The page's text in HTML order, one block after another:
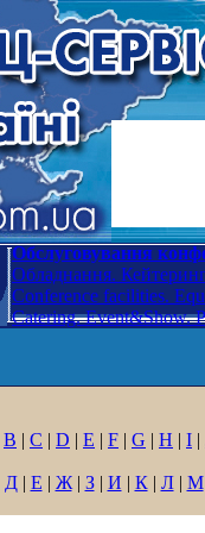
Обслуговування
Обладнання.
Conference facilities.
Catering. Event&Show.
B | C | D | E | F | G | H | I |
Д| Е | Ж| З| И | К| Л| М